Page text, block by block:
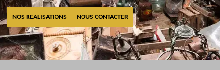
NOS REALISATIONS NOUS CONTACTER